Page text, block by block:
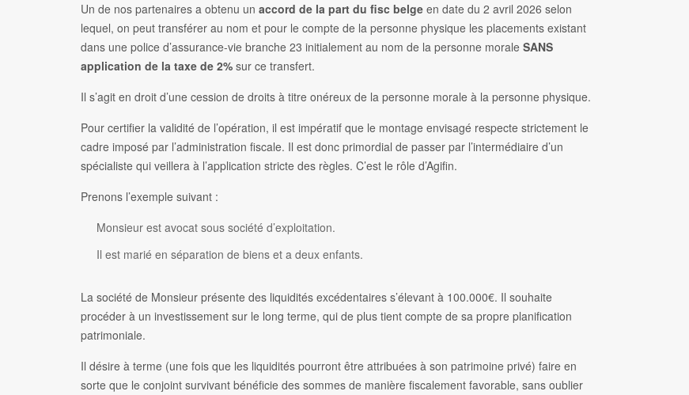
Un de nos partenaires a obtenu un accord de la part du fisc belge en date du 2 avril 2026 selon
lequel, on peut transférer au nom et pour le compte de la personne physique les placements existant
dans une police d’assurance-vie branche 23 initialement au nom de la personne morale SANS
application de la taxe de 2% sur ce transfert.
Il s’agit en droit d’une cession de droits à titre onéreux de la personne morale à la personne physique.
Pour certifier la validité de l’opération, il est impératif que le montage envisagé respecte strictement le
cadre imposé par l’administration fiscale. Il est donc primordial de passer par l’intermédiaire d’un
spécialiste qui veillera à l’application stricte des règles. C’est le rôle d’Agifin.
Prenons l’exemple suivant :
Monsieur est avocat sous société d’exploitation.
Il est marié en séparation de biens et a deux enfants.
La société de Monsieur présente des liquidités excédentaires s’élevant à 100.000€. Il souhaite
procéder à un investissement sur le long terme, qui de plus tient compte de sa propre planification
patrimoniale.
Il désire à terme (une fois que les liquidités pourront être attribuées à son patrimoine privé) faire en
sorte que le conjoint survivant bénéficie des sommes de manière fiscalement favorable, sans oublier